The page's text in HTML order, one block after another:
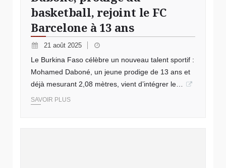
basketball, rejoint le FC
Barcelone à 13 ans
21 août 2025
Le Burkina Faso célèbre un nouveau talent sportif :
Mohamed Daboné, un jeune prodige de 13 ans et
déjà mesurant 2,08 mètres, vient d’intégrer le…
SAVOIR PLUS